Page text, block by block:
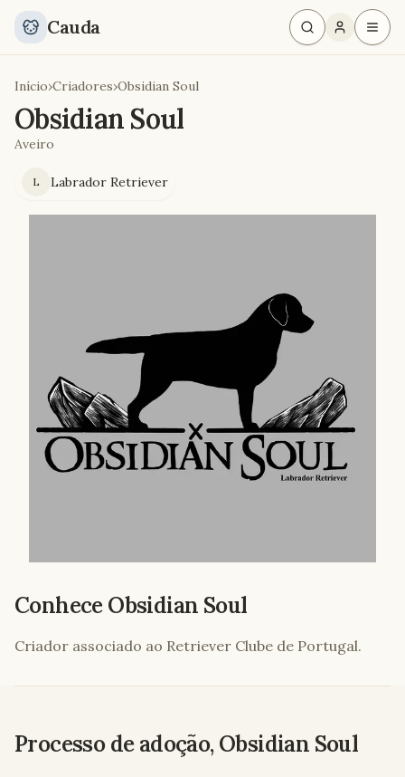
Cauda
Início›Criadores›Obsidian Soul
Obsidian Soul
Aveiro
L Labrador Retriever
Conhece Obsidian Soul
Criador associado ao Retriever Clube de Portugal.
Processo de adoção,Obsidian Soul